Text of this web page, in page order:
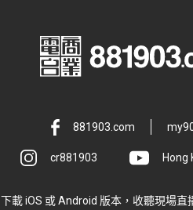
881903.com
cr881903 Hong
下載 iOS 或 Android 版本，收聽現場直